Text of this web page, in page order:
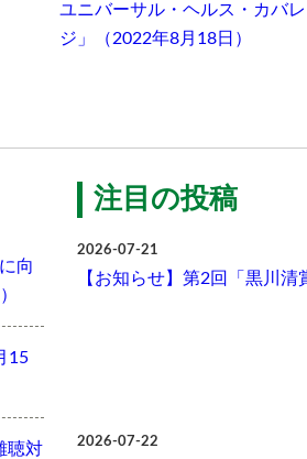
ユニバーサル・ヘルス・カバレ
ジ」（2022年8月18日）
向
15
聴対
注目の投稿
2026-07-21
【お知らせ】第2回「黒川清
2026-07-22